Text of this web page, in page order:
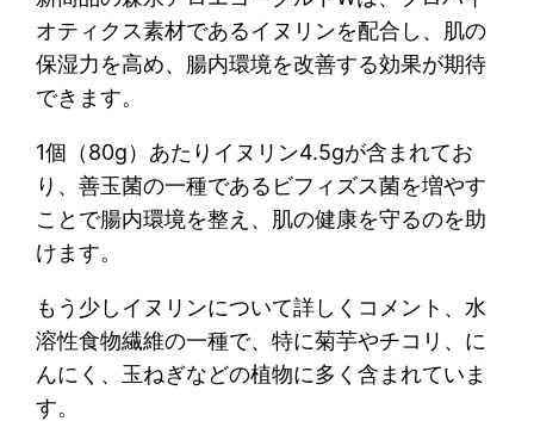
オティクス素材であるイヌリンを配合し、肌の
保湿力を高め、腸内環境を改善する効果が期待
できます。
1個（80g）あたりイヌリン4.5gが含まれてお
り、善玉菌の一種であるビフィズス菌を増やす
ことで腸内環境を整え、肌の健康を守るのを助
けます。
もう少しイヌリンについて詳しくコメント、水
溶性食物繊維の一種で、特に菊芋やチコリ、に
んにく、玉ねぎなどの植物に多く含まれていま
す。